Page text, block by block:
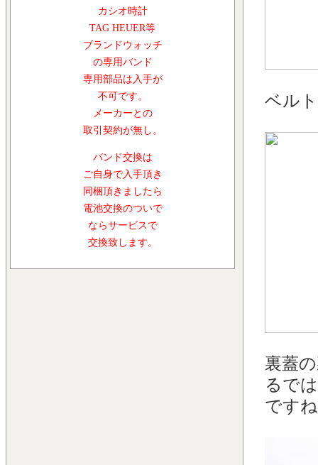
カシオ時計
TAG HEUER等
ブランドウォッチ
の専用バンド
専用部品は入手が
不可です。
メーカーとの
取引契約が無し。
バンド交換は
ご自身で入手頂き
同梱頂きましたら
電池交換のついで
ならサービスで
交換致します。
ベル
裏蓋
るで
です